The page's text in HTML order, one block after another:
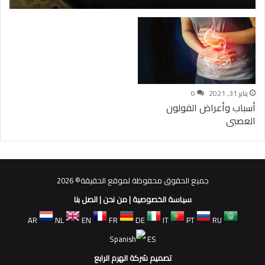
يناير 31, 2021 0
أسباب وأعراض القولون
العصبى
جميع الحقوق محفوظة لموقع الحقيقة© 2026
سياسة الخصوصية|من نحن|اتصل بنا
AR
NL EN FR DE IT PT
RU
ES
تصميم شركة الهرم الرابع